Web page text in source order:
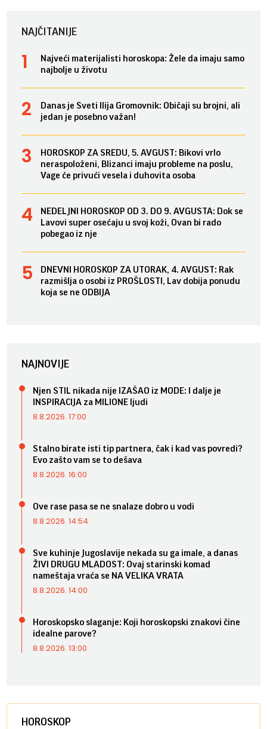
NAJČITANIJE
Najveći materijalisti horoskopa: Žele da imaju samo
najbolje u životu
Danas je Sveti Ilija Gromovnik: Običaji su brojni, ali
jedan je posebno važan!
HOROSKOP ZA SREDU, 5. AVGUST: Bikovi vrlo
neraspoloženi, Blizanci imaju probleme na poslu,
Vage će privući vesela i duhovita osoba
NEDELJNI HOROSKOP OD 3. DO 9. AVGUSTA: Dok se
Lavovi super osećaju u svoj koži, Ovan bi rado
pobegao iz nje
DNEVNI HOROSKOP ZA UTORAK, 4. AVGUST: Rak
razmišlja o osobi iz PROŠLOSTI, Lav dobija ponudu
koja se ne ODBIJA
NAJNOVIJE
Njen STIL nikada nije IZAŠAO iz MODE: I dalje je
INSPIRACIJA za MILIONE ljudi
8.8.2026. 17:00
Stalno birate isti tip partnera, čak i kad vas povredi?
Evo zašto vam se to dešava
8.8.2026. 16:00
Ove rase pasa se ne snalaze dobro u vodi
8.8.2026. 14:54
Sve kuhinje Jugoslavije nekada su ga imale, a danas
ŽIVI DRUGU MLADOST: Ovaj starinski komad
nameštaja vraća se NA VELIKA VRATA
8.8.2026. 14:00
Horoskopsko slaganje: Koji horoskopski znakovi čine
idealne parove?
8.8.2026. 13:00
HOROSKOP